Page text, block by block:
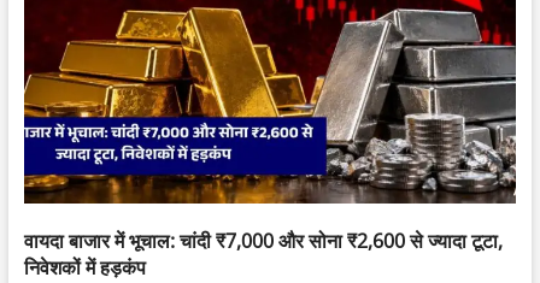
वायदा बाजार में भूचाल: चांदी ₹7,000 और सोना ₹2,600 से ज्यादा टूटा,
निवेशकों में हड़कंप